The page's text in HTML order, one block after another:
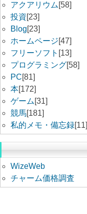
アクアリウム [58]
投資[23]
Blog[23]
ホームページ[47]
フリーソフト [13]
プログラミング[58]
PC[81]
本[172]
ゲーム [31]
競馬[181]
私的メモ・備忘録[11]
WizeWeb
チャーム価格調査